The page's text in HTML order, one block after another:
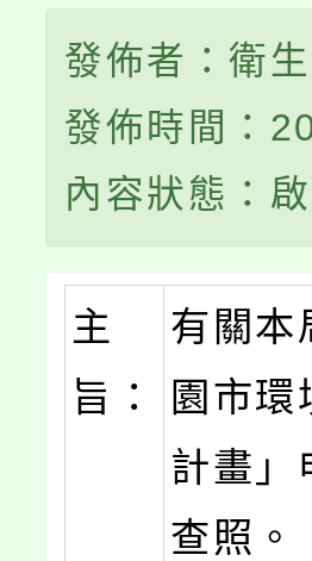
發佈者：衛
發佈時間：
內容狀態：
主
旨：
有關本
園市
計畫」
查照。